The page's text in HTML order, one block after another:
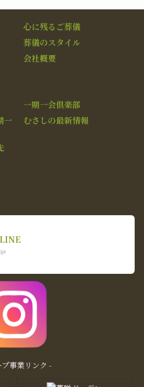
心に残るご葬儀
葬儀のスタイル
会社概要
一期一会倶楽部
一
むさしの最新情報
事業リンク -